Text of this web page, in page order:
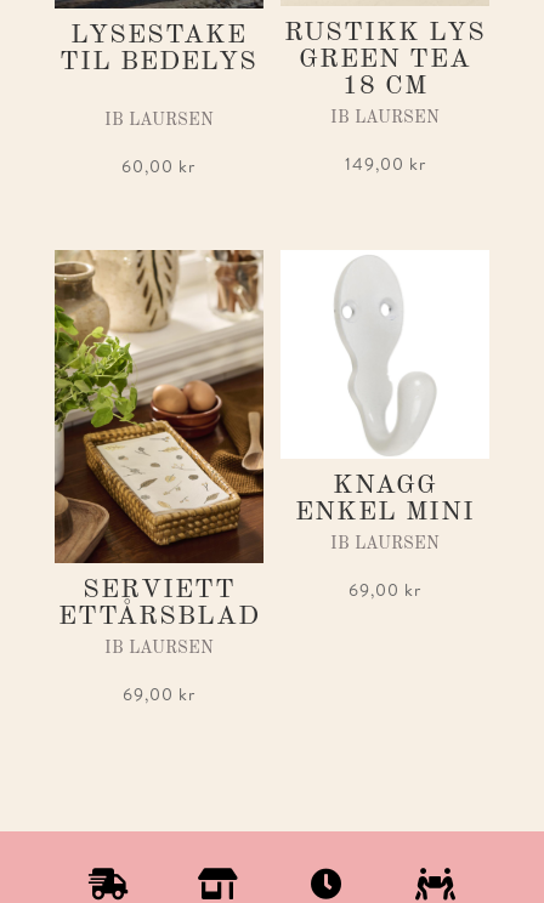
LYSESTAKE
TIL BEDELYS
IB LAURSEN
60,00 kr
RUSTIKK LYS
GREEN TEA
18 CM
IB LAURSEN
149,00 kr
SERVIETT
ETTÅRSBLAD
IB LAURSEN
69,00 kr
KNAGG
ENKEL MINI
IB LAURSEN
69,00 kr
   